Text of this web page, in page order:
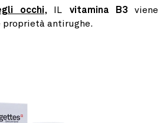
occhi, IL vitamina B3viene
antirughe.